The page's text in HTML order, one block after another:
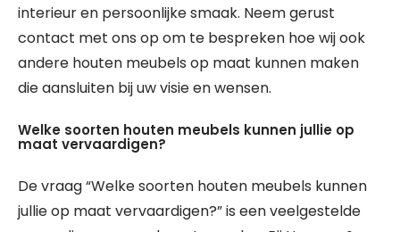
interieur en persoonlijke smaak. Neem gerust
contact met ons op om te bespreken hoe wij ook
andere houten meubels op maat kunnen maken
die aansluiten bij uw visie en wensen.
Welke soorten houten meubels kunnen jullie op
maat vervaardigen?
De vraag “Welke soorten houten meubels kunnen
jullie op maat vervaardigen?” is een veelgestelde